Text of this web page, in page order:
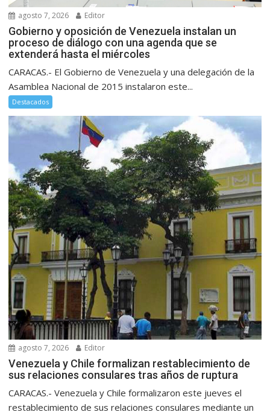
agosto 7, 2026 Editor
Gobierno y oposición de Venezuela instalan un
proceso de diálogo con una agenda que se
extenderá hasta el miércoles
CARACAS.- El Gobierno de Venezuela y una delegación de la
Asamblea Nacional de 2015 instalaron este...
Destacados
agosto 7, 2026 Editor
Venezuela y Chile formalizan restablecimiento de
sus relaciones consulares tras años de ruptura
CARACAS.- Venezuela y Chile formalizaron este jueves el
restablecimiento de sus relaciones consulares mediante un